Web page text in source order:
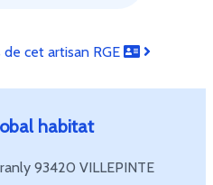
cet artisan RGE
habitat
93420 VILLEPINTE